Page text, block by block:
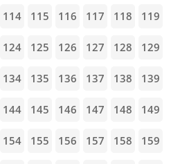
114 115 116 117 118 119
124 125 126 127 128 129
134 135 136 137 138 139
144 145 146 147 148 149
154 155 156 157 158 159